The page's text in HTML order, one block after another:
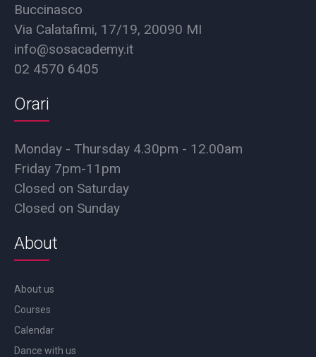
Buccinasco
Via Calatafimi, 17/19, 20090 MI
info@sosacademy.it
02 4570 6405
Orari
Monday - Thursday 4.30pm - 12.00am
Friday 7pm-11pm
Closed on Saturday
Closed on Sunday
About
About us
Courses
Calendar
Dance with us